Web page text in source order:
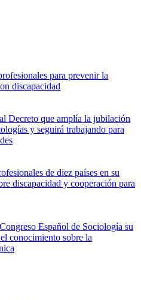
para prevenir la
discapacidad
Decreto que amplía la jubilación
y seguirá trabajando para
de diez países en su
discapacidad y cooperación para
Español de Sociología su
conocimiento sobre la